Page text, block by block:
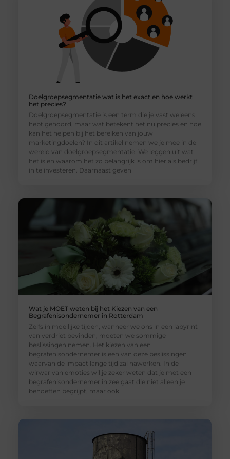
Doelgroepsegmentatie wat is het exact en hoe werkt
het precies?
Doelgroepsegmentatie is een term die je vast weleens
hebt gehoord, maar wat betekent het nu precies en hoe
kan het helpen bij het bereiken van jouw
marketingdoelen? In dit artikel nemen we je mee in de
wereld van doelgroepsegmentatie. We leggen uit wat
het is en waarom het zo belangrijk is om hier als bedrijf
in te investeren. Daarnaast geven
Wat je MOET weten bij het Kiezen van een
Begrafenisondernemer in Rotterdam
Zelfs in moeilijke tijden, wanneer we ons in een labyrint
van verdriet bevinden, moeten we sommige
beslissingen nemen. Het kiezen van een
begrafenisondernemer is een van deze beslissingen
waarvan de impact lange tijd zal nawerken. In de
wirwar van emoties wil je zeker weten dat je met een
begrafenisondernemer in zee gaat die niet alleen je
behoeften begrijpt, maar ook